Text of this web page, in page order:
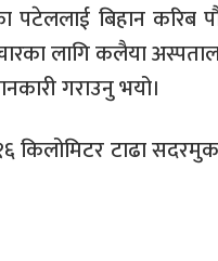
बिहान करिब
लागि कलैया
गराउनु भयो।
१६ किलोमिटर टाढा